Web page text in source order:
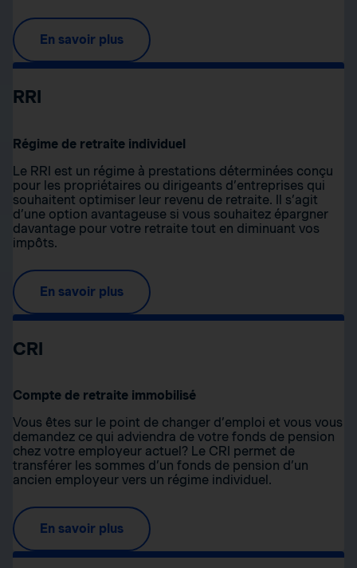
En savoir plus
RRI
Régime de retraite individuel
Le RRI est un régime à prestations déterminées conçu
pour les propriétaires ou dirigeants d’entreprises qui
souhaitent optimiser leur revenu de retraite. Il s’agit
d’une option avantageuse si vous souhaitez épargner
davantage pour votre retraite tout en diminuant vos
impôts.
En savoir plus
CRI
Compte de retraite immobilisé
Vous êtes sur le point de changer d’emploi et vous vous
demandez ce qui adviendra de votre fonds de pension
chez votre employeur actuel? Le CRI permet de
transférer les sommes d’un fonds de pension d’un
ancien employeur vers un régime individuel.
En savoir plus